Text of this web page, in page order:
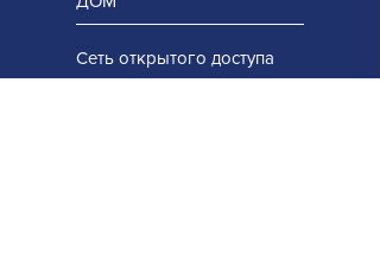
Сеть открытого доступа